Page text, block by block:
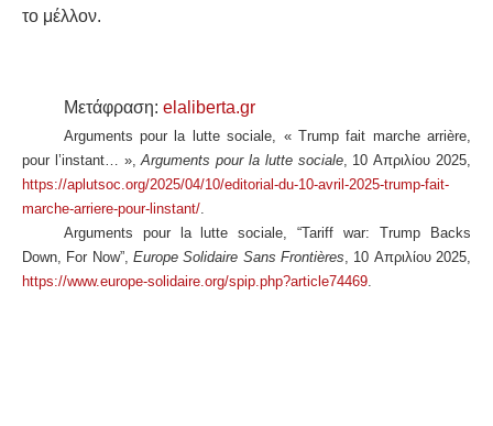
το μέλλον.
Μετάφραση: elaliberta.gr
Arguments pour la lutte sociale, « Trump fait marche arrière,
pour l’instant… »,Arguments pour la lutte sociale, 10 Απριλίου 2025,
https://aplutsoc.org/2025/04/10/editorial-du-10-avril-2025-trump-fait-
marche-arriere-pour-linstant/.
Arguments pour la lutte sociale, “Tariff war: Trump Backs
Down, For Now”, Europe Solidaire Sans Frontières, 10 Απριλίου 2025,
https://www.europe-solidaire.org/spip.php?article74469.